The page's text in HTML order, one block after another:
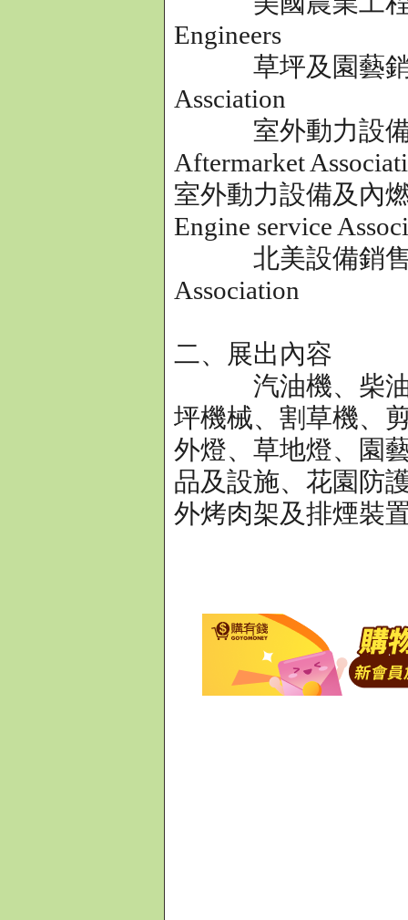
Engineers
草坪及園藝銷售
Assciation
室外動力設備售
Aftermarket
室外動力設備及內
Engine service
北美設備銷售商
Association
二、展出內容
汽油機、柴油機
坪機械、割草機、
外燈、草地燈、園
品及設施、花園防
外烤肉架及排煙裝